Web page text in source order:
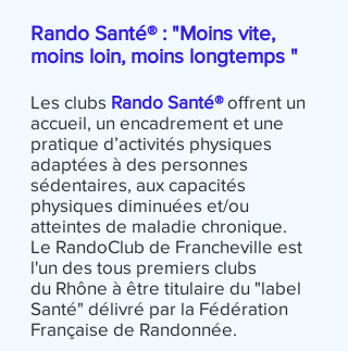
Rando Santé® : "Moins vite,
moins loin, moins longtemps "
Les clubs Rando Santé®offrent un
accueil, un encadrement et une
pratique d’activités physiques
adaptées à des personnes
sédentaires, aux capacités
physiques diminuées et/ou
atteintes de maladie chronique.
Le RandoClub de Francheville est
l'un des tous premiers clubs
du Rhône à être titulaire du "label
Santé" délivré par la Fédération
Française de Randonnée.